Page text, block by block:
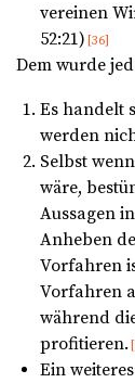
vereinen
52:21) [36]
Dem wurde
Es handelt
werden
Selbst
wäre,
Aussagen
Anheben
Vorfahren
Vorfahren
während
profitieren.
Ein